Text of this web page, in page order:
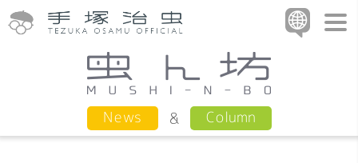
News Column